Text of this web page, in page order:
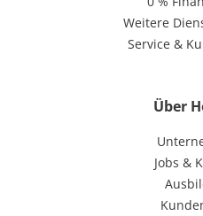
Weitere
Service &
Über
Jobs &